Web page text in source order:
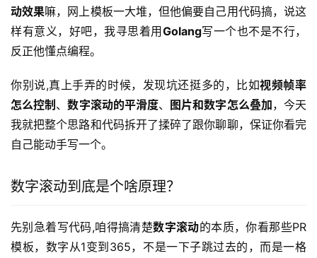
动效果嘛，网上模板一大堆，但他偏要自己用代码搞，说这
样有意义，好吧，我寻思着用 Golang写一个也不是不行，
反正他懂点编程。
你别说,真上手弄的时候，发现坑还挺多的，比如视频帧率
怎么控制 、数字滚动的平滑度、 图片和数字怎么叠加，今天
我就把整个思路和代码拆开了揉碎了跟你聊聊，保证你看完
自己能动手写一个。
数字滚动到底是个啥原理？
先别急着写代码,咱得搞清楚数字滚动的本质，你看那些PR
模板，数字从1变到365，不是一下子跳过去的，而是一格